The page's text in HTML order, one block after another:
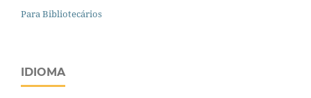
Para Bibliotecários
IDIOMA